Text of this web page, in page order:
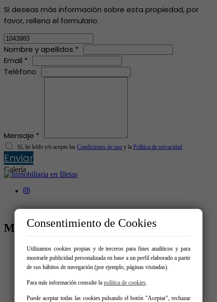
Si deseas más información sobre esta propiedad, por
favor, rellena el formulario.
Nombre y apellidos *
Email *
Teléfono
Mensaje *
Sí, he leído y/o acepto las Condiciones de uso y la Política de privacidad
Enviar
Galería
MENÚ
Inicio
Comprar
Alquilar
Servicios
Consentimiento de Cookies
Utilizamos cookies propias y de terceros para fines analíticos y para
mostrarle publicidad personalizada en base a un perfil elaborado a partir
de sus hábitos de navegación (por ejemplo, páginas visitadas).
Para más información consulte la política de cookies.
Puede aceptar todas las cookies pulsando el botón "Aceptar", rechazar